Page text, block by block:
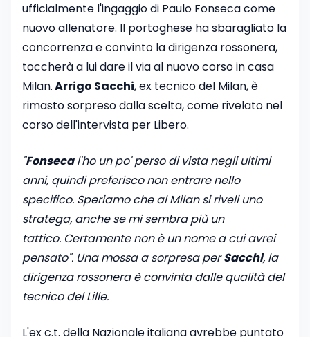
ufficialmente l'ingaggio di Paulo Fonseca come
nuovo allenatore. Il portoghese ha sbaragliato la
concorrenza e convinto la dirigenza rossonera,
toccherà a lui dare il via al nuovo corso in casa
Milan.Arrigo Sacchi, ex tecnico del Milan, è
rimasto sorpreso dalla scelta, come rivelato nel
corso dell'intervista per Libero.
"Fonsecal'ho un po' perso di vista negli ultimi
anni, quindi preferisco non entrare nello
specifico. Speriamo che al Milan si riveli uno
stratega, anche se mi sembra più un
tattico. Certamente non è un nome a cui avrei
pensato". Una mossa a sorpresa perSacchi, la
dirigenza rossonera è convinta dalle qualità del
tecnico del Lille.
L'ex c.t. della Nazionale italiana avrebbe puntato